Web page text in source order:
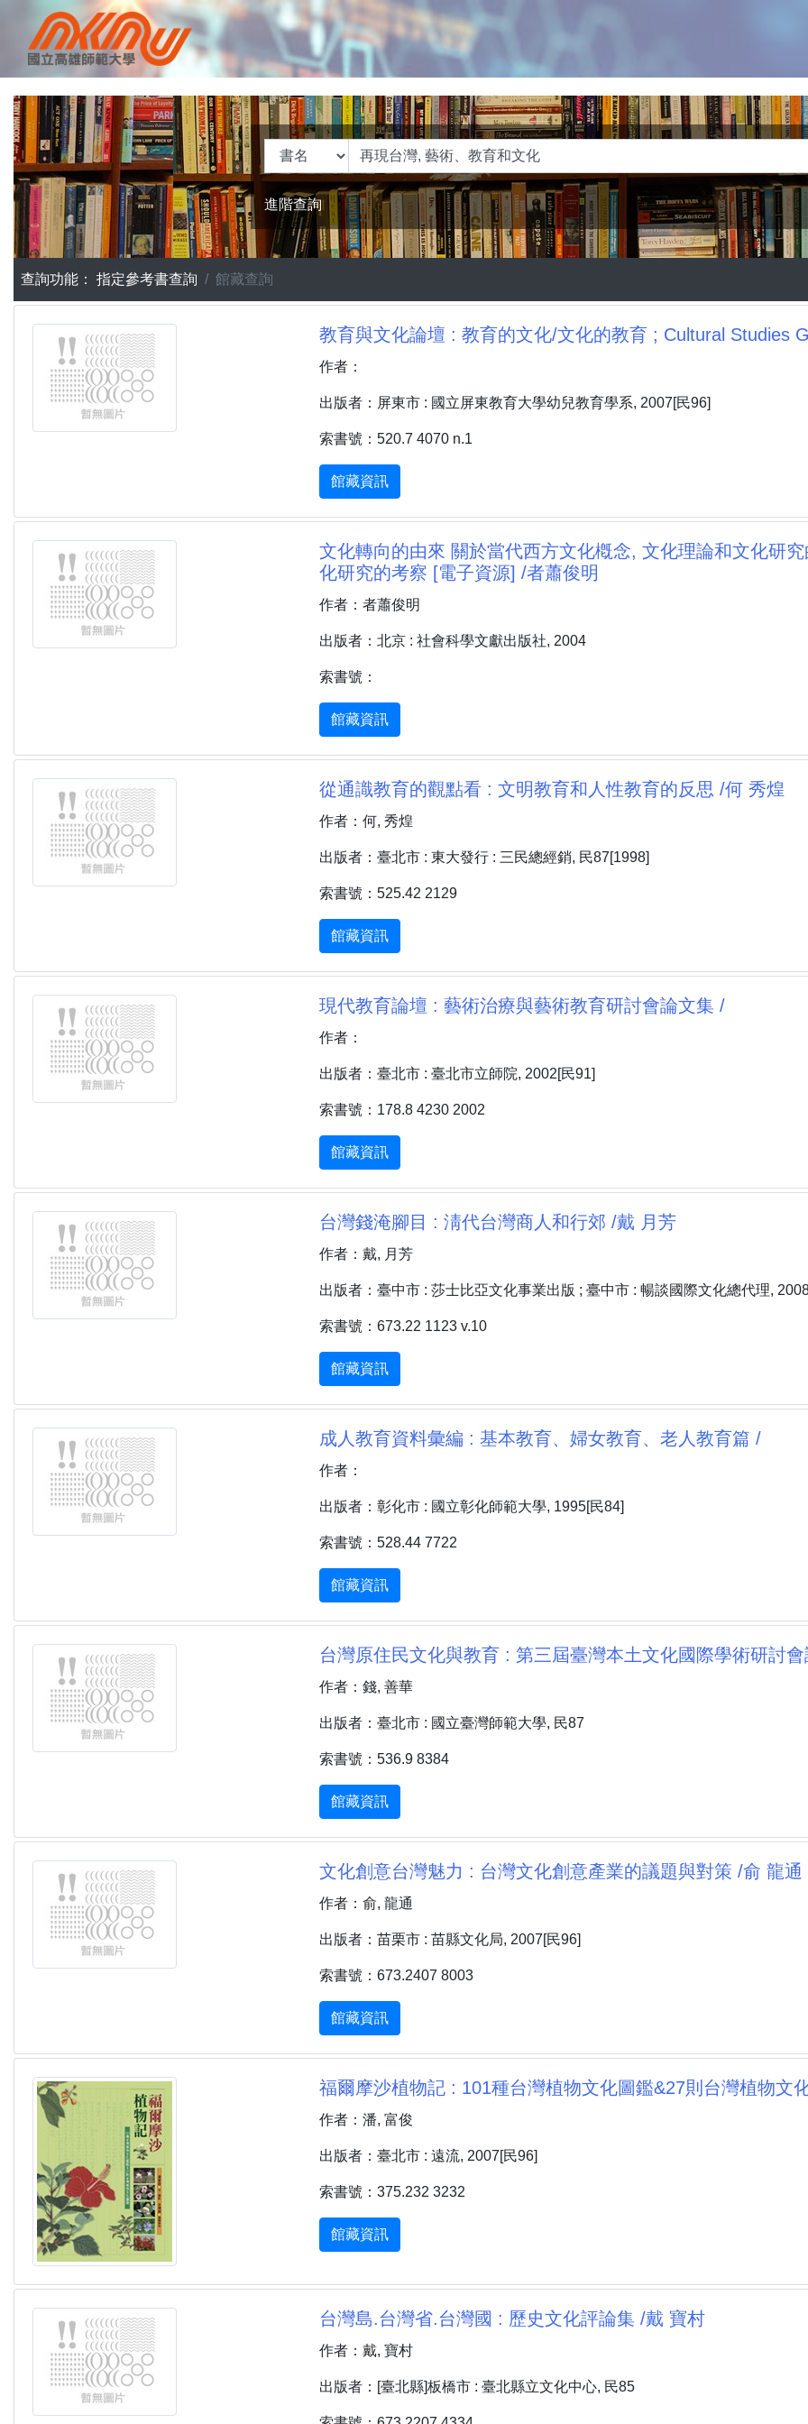
進階查詢
查詢功能： 指定參考書查詢 館藏查詢
教育與文化論壇 : 教育的文化/文化的教育 ; Cultural Studies
作者：
出版者：屏東市 : 國立屏東教育大學幼兒教育學系, 2007[民96]
索書號：520.7 4070 n.1
館藏資訊
文化轉向的由來 關於當代西方文化槪念, 文化理論和文化研
化研究的考察 [電子資源] /者蕭俊明
作者：者蕭俊明
出版者：北京 : 社會科學文獻出版社, 2004
索書號：
館藏資訊
從通識教育的觀點看 : 文明教育和人性教育的反思 /何 秀煌
作者：何, 秀煌
出版者：臺北市 : 東大發行 : 三民總經銷, 民87[1998]
索書號：525.42 2129
館藏資訊
現代教育論壇 : 藝術治療與藝術教育研討會論文集 /
作者：
出版者：臺北市 : 臺北市立師院, 2002[民91]
索書號：178.8 4230 2002
館藏資訊
台灣錢淹腳目 : 淸代台灣商人和行郊 /戴 月芳
作者：戴, 月芳
出版者：臺中市 : 莎士比亞文化事業出版 ; 臺中市 : 暢談國際文化總代理,
索書號：673.22 1123 v.10
館藏資訊
成人教育資料彙編 : 基本教育、婦女教育、老人教育篇 /
作者：
出版者：彰化市 : 國立彰化師範大學, 1995[民84]
索書號：528.44 7722
館藏資訊
台灣原住民文化與教育 : 第三屆臺灣本土文化國際學術研討
作者：錢, 善華
出版者：臺北市 : 國立臺灣師範大學, 民87
索書號：536.9 8384
館藏資訊
文化創意台灣魅力 : 台灣文化創意產業的議題與對策 /俞 龍通
作者：俞, 龍通
出版者：苗栗市 : 苗縣文化局, 2007[民96]
索書號：673.2407 8003
館藏資訊
福爾摩沙植物記 : 101種台灣植物文化圖鑑&27則台灣植物文
作者：潘, 富俊
出版者：臺北市 : 遠流, 2007[民96]
索書號：375.232 3232
館藏資訊
台灣島.台灣省.台灣國 : 歷史文化評論集 /戴 寶村
作者：戴, 寶村
出版者：[臺北縣]板橋市 : 臺北縣立文化中心, 民85